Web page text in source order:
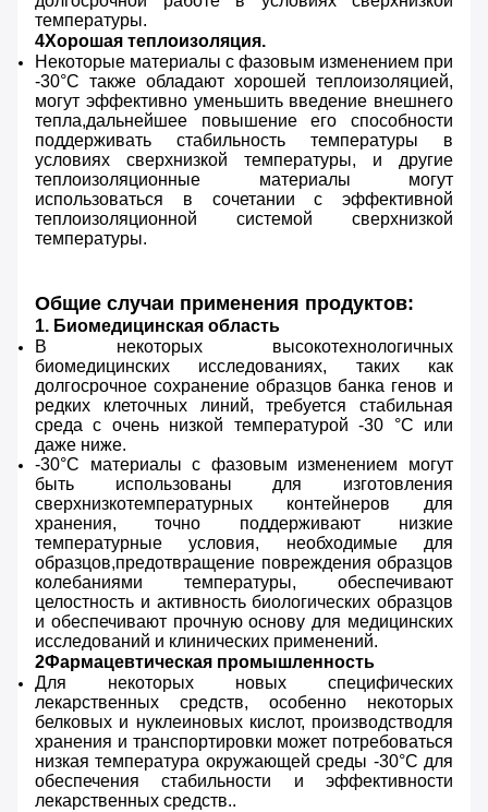
температуры.
4Хорошая теплоизоляция.
Некоторые материалы с фазовым изменением при
-30°С также обладают хорошей теплоизоляцией,
могут эффективно уменьшить введение внешнего
тепла,дальнейшее повышение его способности
поддерживать стабильность температуры в
условиях сверхнизкой температуры, и другие
теплоизоляционные материалы могут
использоваться в сочетании с эффективной
теплоизоляционной системой сверхнизкой
температуры.
Общие случаи применения продуктов:
1. Биомедицинская область
В некоторых высокотехнологичных
биомедицинских исследованиях, таких как
долгосрочное сохранение образцов банка генов и
редких клеточных линий, требуется стабильная
среда с очень низкой температурой -30 °C или
даже ниже.
-30°C материалы с фазовым изменением могут
быть использованы для изготовления
сверхнизкотемпературных контейнеров для
хранения, точно поддерживают низкие
температурные условия, необходимые для
образцов,предотвращение повреждения образцов
колебаниями температуры, обеспечивают
целостность и активность биологических образцов
и обеспечивают прочную основу для медицинских
исследований и клинических применений.
2Фармацевтическая промышленность
Для некоторых новых специфических
лекарственных средств, особенно некоторых
белковых и нуклеиновых кислот, производстводля
хранения и транспортировки может потребоваться
низкая температура окружающей среды -30°C для
обеспечения стабильности и эффективности
лекарственных средств..